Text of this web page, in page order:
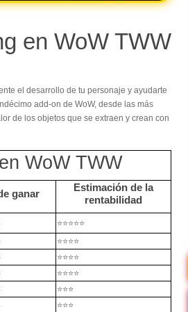
en WoW TWW
el desarrollo de tu personaje y ayudarte
add-on de WoW, desde las más
de los objetos que se extraen y crean con
WoW TWW
ganar
Estimación de la
rentabilidad
⭐⭐⭐⭐⭐
⭐⭐⭐⭐
⭐⭐⭐⭐
⭐⭐⭐⭐
⭐⭐⭐
⭐⭐⭐